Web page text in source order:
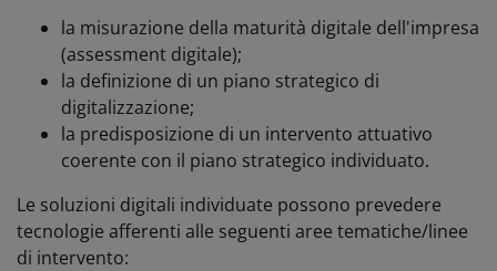
la misurazione della maturità digitale dell'impresa
(assessment digitale);
la definizione di un piano strategico di
digitalizzazione;
la predisposizione di un intervento attuativo
coerente con il piano strategico individuato.
Le soluzioni digitali individuate possono prevedere
tecnologie afferenti alle seguenti aree tematiche/linee
di intervento: